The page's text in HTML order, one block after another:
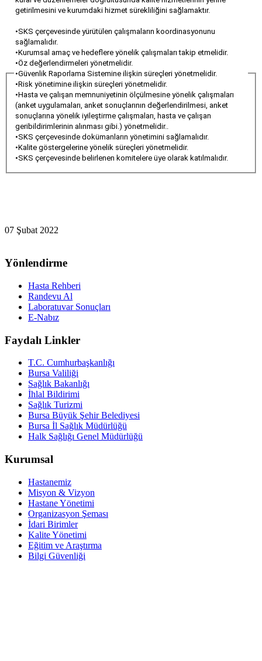
getirilmesini ve kurumdaki hizmet sürekliliğini sağlamaktır.
•SKS çerçevesinde yürütülen çalışmaların koordinasyonunu
sağlamalıdır.
•Kurumsal amaç ve hedeflere yönelik çalışmaları takip etmelidir.
•Öz değerlendirmeleri yönetmelidir.
•Güvenlik Raporlama Sistemine ilişkin süreçleri yönetmelidir.
•Risk yönetimine ilişkin süreçleri yönetmelidir.
•Hasta ve çalışan memnuniyetinin ölçülmesine yönelik çalışmaları
(anket uygulamaları, anket sonuçlarının değerlendirilmesi, anket
sonuçlarına yönelik iyileştirme çalışmaları, hasta ve çalışan
geribildirimlerinin alınması gibi.) yönetmelidir..
•SKS çerçevesinde dokümanların yönetimini sağlamalıdır.
•Kalite göstergelerine yönelik süreçleri yönetmelidir.
•SKS çerçevesinde belirlenen komitelere üye olarak katılmalıdır.
07 Şubat 2022
Yönlendirme
Hasta Rehberi
Randevu Al
Laboratuvar Sonuçları
E-Nabız
Faydalı Linkler
T.C. Cumhurbaşkanlığı
Bursa Valiliği
Sağlık Bakanlığı
İhlal Bildirimi
Sağlık Turizmi
Bursa Büyük Şehir Belediyesi
Bursa İl Sağlık Müdürlüğü
Halk Sağlığı Genel Müdürlüğü
Kurumsal
Hastanemiz
Misyon & Vizyon
Hastane Yönetimi
Organizasyon Şeması
İdari Birimler
Kalite Yönetimi
Eğitim ve Araştırma
Bilgi Güvenliği